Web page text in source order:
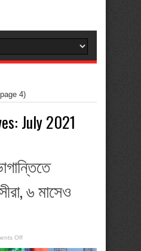
4)
July 2021
৬ মাসেও
Offon